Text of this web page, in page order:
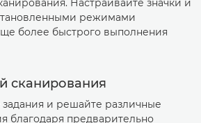
Настраивайте значки и
режимами
более быстрого выполнения
сканирования
и решайте различные
благодаря предварительно